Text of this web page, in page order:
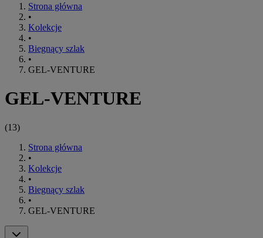
Strona główna
•
Kolekcje
•
Biegnący szlak
•
GEL-VENTURE
GEL-VENTURE
(13)
Strona główna
•
Kolekcje
•
Biegnący szlak
•
GEL-VENTURE